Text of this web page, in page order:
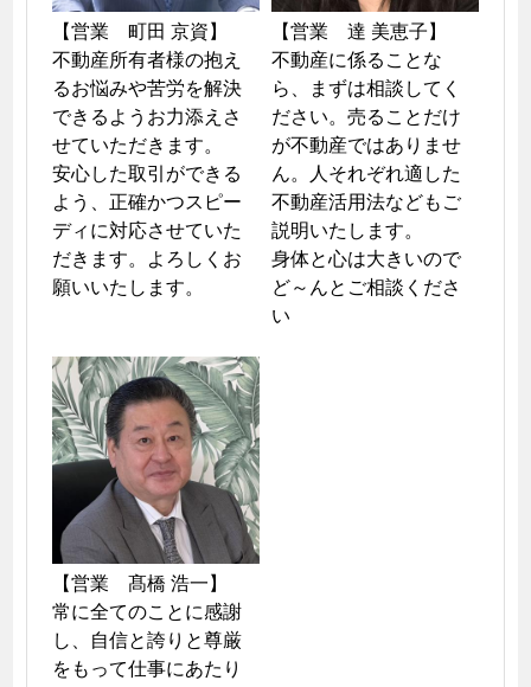
【営業　町田 京資】
不動産所有者様の抱え
るお悩みや苦労を解決
できるようお力添えさ
せていただきます。
安心した取引ができる
よう、正確かつスピー
ディに対応させていた
だきます。よろしくお
願いいたします。
【営業　達 美恵子】
不動産に係ることな
ら、まずは相談してく
ださい。売ることだけ
が不動産ではありませ
ん。人それぞれ適した
不動産活用法などもご
説明いたします。
身体と心は大きいので
ど～んとご相談くださ
い
【営業　髙橋 浩一】
常に全てのことに感謝
し、自信と誇りと尊厳
をもって仕事にあたり